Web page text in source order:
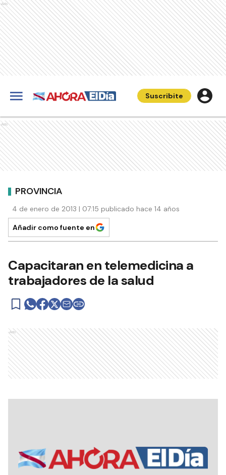
Ads
Suscribite
Ads
PROVINCIA
4 de enero de 2013 | 07:15 publicado hace 14 años
Añadir como fuente en
Capacitaran en telemedicina a
trabajadores de la salud
Ads